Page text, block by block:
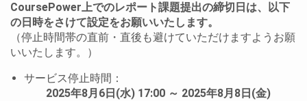
CoursePower上でのレポート課題提出の締切日は、以下
の日時をさけて設定をお願いいたします。
（停止時間帯の直前・直後も避けていただけますようお願
いいたします。）
サービス停止時間：
2025年8月6日(水) 17:00 ～ 2025年8月8日(金)